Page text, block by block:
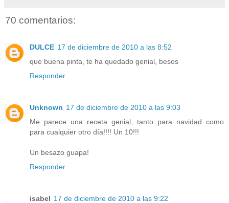
70 comentarios:
DULCE 17 de diciembre de 2010 a las 8:52
que buena pinta, te ha quedado genial, besos
Responder
Unknown 17 de diciembre de 2010 a las 9:03
Me parece una receta genial, tanto para navidad como
para cualquier otro día!!!! Un 10!!!
Un besazo guapa!
Responder
isabel 17 de diciembre de 2010 a las 9:22